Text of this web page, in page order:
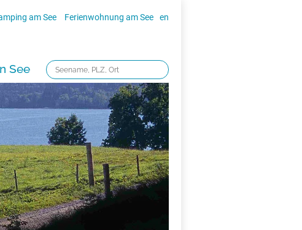
am See Ferienwohnung am See en
See